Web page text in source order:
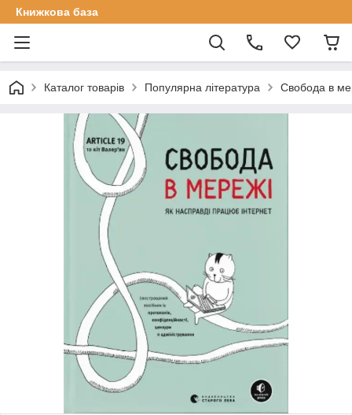
Книжкова база
Каталог товарів Популярна література Свобода в